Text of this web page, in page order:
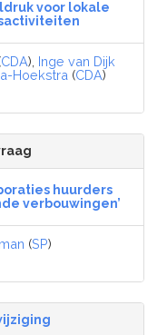
voor lokale
CDA), Inge van Dijk
Hoekstra (CDA)
huurders
verbouwingen’
(SP)